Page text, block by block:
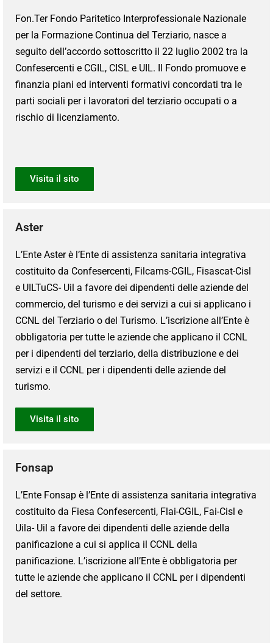
Fon.Ter Fondo Paritetico Interprofessionale Nazionale
per la Formazione Continua del Terziario, nasce a
seguito dell’accordo sottoscritto il 22 luglio 2002 tra la
Confesercenti e CGIL, CISL e UIL. Il Fondo promuove e
finanzia piani ed interventi formativi concordati tra le
parti sociali per i lavoratori del terziario occupati o a
rischio di licenziamento.
Visita il sito
Aster
L’Ente Aster è l’Ente di assistenza sanitaria integrativa
costituito da Confesercenti, Filcams-CGIL, Fisascat-Cisl
e UILTuCS- Uil a favore dei dipendenti delle aziende del
commercio, del turismo e dei servizi a cui si applicano i
CCNL del Terziario o del Turismo. L’iscrizione all’Ente è
obbligatoria per tutte le aziende che applicano il CCNL
per i dipendenti del terziario, della distribuzione e dei
servizi e il CCNL per i dipendenti delle aziende del
turismo.
Visita il sito
Fonsap
L’Ente Fonsap è l’Ente di assistenza sanitaria integrativa
costituito da Fiesa Confesercenti, Flai-CGIL, Fai-Cisl e
Uila- Uil a favore dei dipendenti delle aziende della
panificazione a cui si applica il CCNL della
panificazione. L’iscrizione all’Ente è obbligatoria per
tutte le aziende che applicano il CCNL per i dipendenti
del settore.